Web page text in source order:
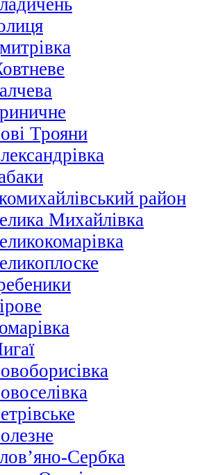
Трояни
район
Михайлівка
Сербка